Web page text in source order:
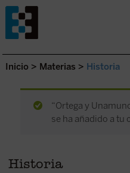
Saltar al contenido.
Inicio > Materias > Historia
“Ortega y
se ha añadido a tu
Historia